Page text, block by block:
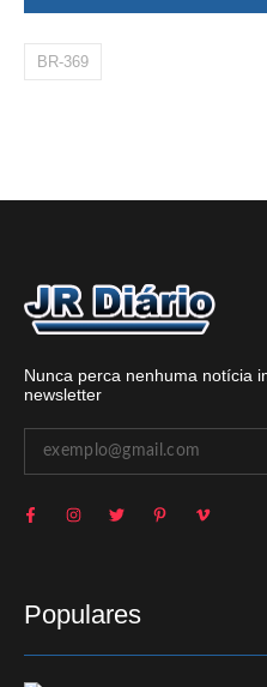
BR-369
Nunca perca nenhuma notícia
newsletter
Populares